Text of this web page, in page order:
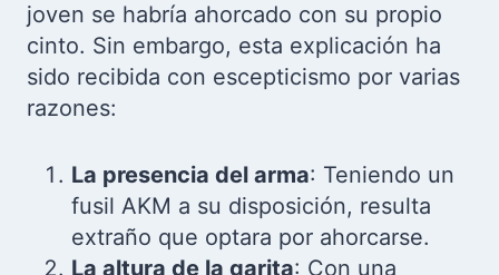
joven se habría ahorcado con su propio
cinto. Sin embargo, esta explicación ha
sido recibida con escepticismo por varias
razones:
La presencia del arma: Teniendo un
fusil AKM a su disposición, resulta
extraño que optara por ahorcarse.
La altura de la garita: Con una